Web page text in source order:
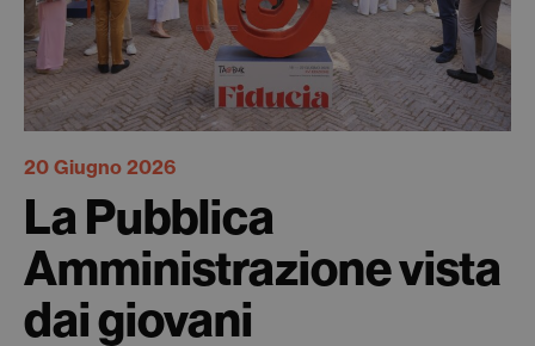
20 Giugno 2026
La Pubblica
Amministrazione vista
dai giovani